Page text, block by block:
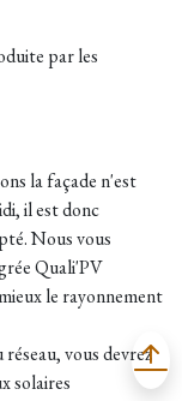
par les
la façade n'est
il est donc
Nous vous
Quali'PV
le rayonnement
vous devrez
solaires